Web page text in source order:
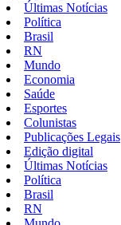
Últimas Notícias
Política
Brasil
RN
Mundo
Economia
Saúde
Esportes
Colunistas
Publicações Legais
Edição digital
Últimas Notícias
Política
Brasil
RN